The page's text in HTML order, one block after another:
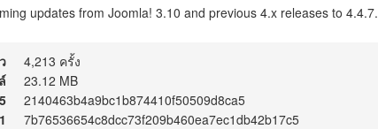
updates from Joomla! 3.10 and previous 4.x releases to 4.4.7.
4,213 ครั้ง
23.12 MB
2140463b4a9bc1b874410f50509d8ca5
7b76536654c8dcc73f209b460ea7ec1db42b17c5